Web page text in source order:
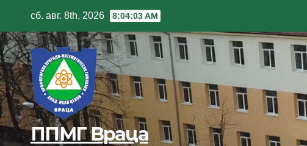
content
сб. авг. 8th, 2026 8:04:04 AM
ППМГ Враца